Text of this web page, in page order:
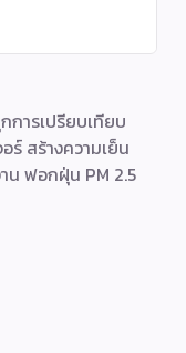
ารเปรียบเทียบ
ร์ สร้างความเย็น
น ฟอกฝุ่น PM 2.5